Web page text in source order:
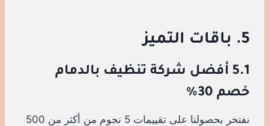
5. باقات التميز
5.1 أفضل شركة تنظيف بالدمام
خصم 30%
نفتخر بحصولنا على تقييمات 5 نجوم من أكثر من 500